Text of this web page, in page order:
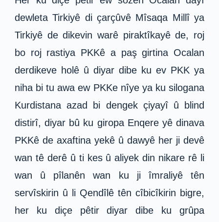
dewleta Tirkiyê di çarçûvê Mîsaqa Millî ya
Tirkiyê de dikevin warê piraktîkayê de, roj
bo roj rastiya PKKê a paş girtina Ocalan
derdikeve holê û diyar dibe ku ev PKK ya
niha bi tu awa ew PKKe nîye ya ku silogana
Kurdistana azad bi dengek çiyayî û blind
distirî, diyar bû ku giropa Enqere yê dinava
PKKê de axaftina yekê û dawyê her ji devê
wan tê derê û ti kes û aliyek din nikare rê li
wan û pîlanên wan ku ji îmraliyê tên
servîskirin û li Qendîlê tên cîbicîkirin bigre,
her ku diçe pêtir diyar dibe ku grûpa